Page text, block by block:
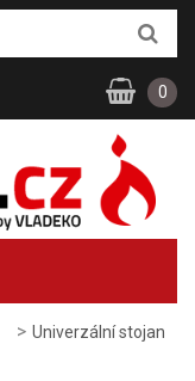
> Univerzální stojan
0